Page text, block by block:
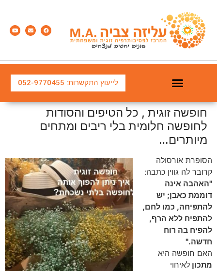
לייעוץ התקשרות: 052-9770455
חופשה זוגית , כל הטיפים והסודות
לחופשה חלומית בלי ריבים ומתחים
מיותרים…
הסופרת אורסולה
קרובר לה גווין כתבה:
"האהבה אינה
דוממת כאבן; יש
להתפּיחהּ, כמו לחם,
להתפיח ללא הרף,
להפיח בה רוח
חדשה."
האם חופשה היא
מתכון לאיחוי